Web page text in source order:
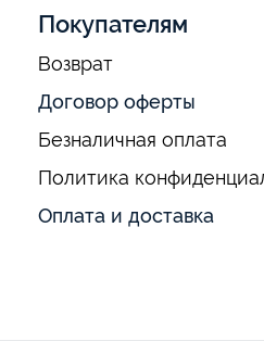
Покупателям
Возврат
Договор оферты
Безналичная оплата
Политика
Оплата и доставка